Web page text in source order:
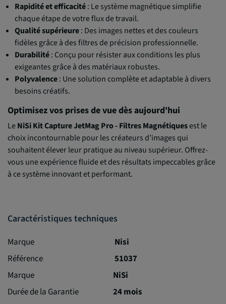
Rapidité et efficacité: Le système magnétique simplifie
chaque étape de votre flux de travail.
Qualité supérieure: Des images nettes et des couleurs
fidèles grâce à des filtres de précision professionnelle.
Durabilité: Conçu pour résister aux conditions les plus
exigeantes grâce à des matériaux robustes.
Polyvalence: Une solution complète et adaptable à divers
besoins créatifs.
Optimisez vos prises de vue dès aujourd'hui
LeNiSi Kit Capture JetMag Pro - Filtres Magnétiquesest le
choix incontournable pour les créateurs d’images qui
souhaitent élever leur pratique au niveau supérieur. Offrez-
vous une expérience fluide et des résultats impeccables grâce
à ce système innovant et performant.
Caractéristiques techniques
Marque
Nisi
Référence
51037
Marque
NiSi
Durée de la Garantie
24 mois